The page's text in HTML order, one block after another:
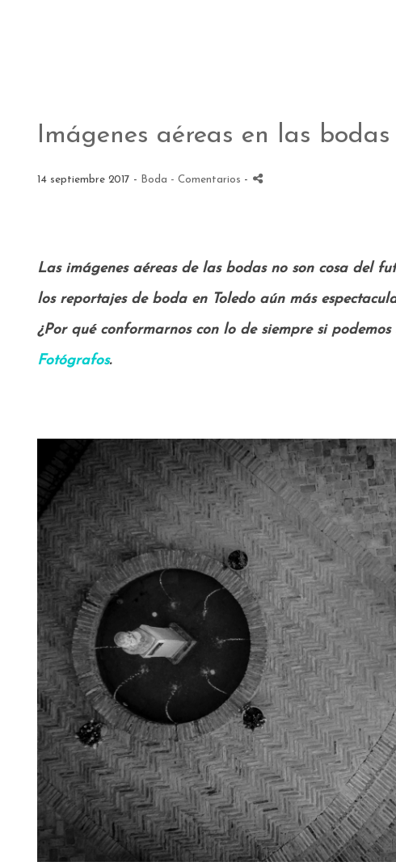
Imágenes aéreas en las
14 septiembre 2017 - Boda - Comentarios -
Las imágenes aéreas de las bodas no son cosa del
los reportajes de boda en Toledo aún más
¿Por qué conformarnos con lo de siempre si
Fotógrafos.